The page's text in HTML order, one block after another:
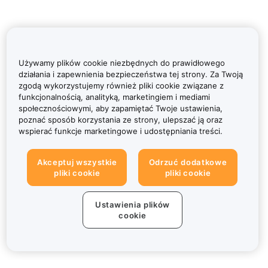
Używamy plików cookie niezbędnych do prawidłowego
działania i zapewnienia bezpieczeństwa tej strony. Za Twoją
zgodą wykorzystujemy również pliki cookie związane z
funkcjonalnością, analityką, marketingiem i mediami
społecznościowymi, aby zapamiętać Twoje ustawienia,
poznać sposób korzystania ze strony, ulepszać ją oraz
wspierać funkcje marketingowe i udostępniania treści.
Akceptuj wszystkie
pliki cookie
Odrzuć dodatkowe
pliki cookie
Ustawienia plików
cookie